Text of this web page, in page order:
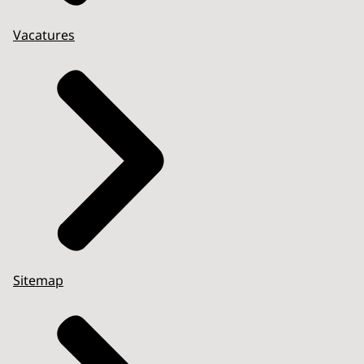
Vacatures
Sitemap